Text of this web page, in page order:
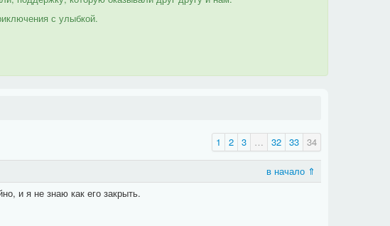
с улыбкой.
1 2 3 … 32 33 34
в начало ⇑
и я не знаю как его закрыть.